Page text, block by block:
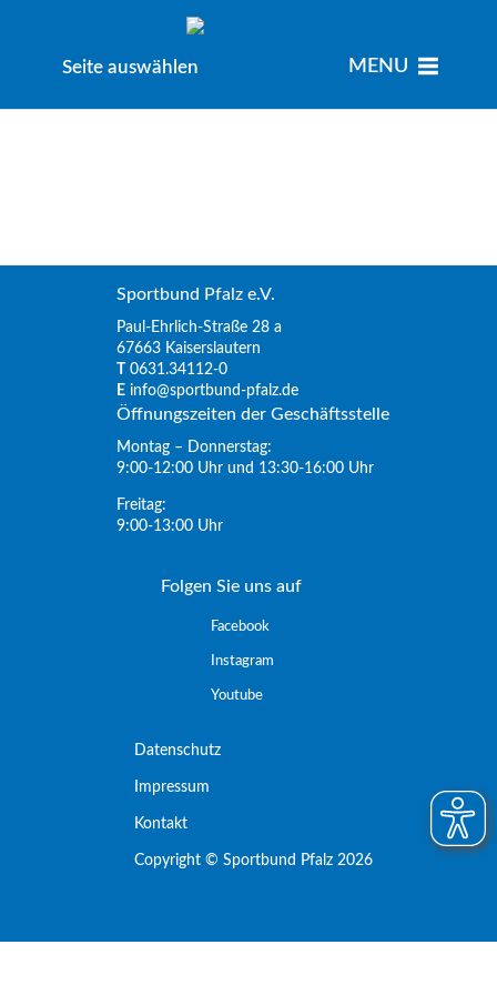
Seite auswählen MENU
Sportbund Pfalz e.V.
Paul-Ehrlich-Straße 28 a
67663 Kaiserslautern
0631.34112-0
E info@sportbund-pfalz.de
Öffnungszeiten der Geschäftsstelle
Montag – Donnerstag:
9:00-12:00 Uhr und 13:30-16:00 Uhr
Freitag:
9:00-13:00 Uhr
Folgen Sie uns auf
Facebook
Instagram
Youtube
Datenschutz
Impressum
Kontakt
Copyright © Sportbund Pfalz 2026